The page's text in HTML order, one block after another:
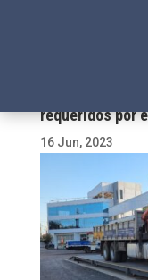
requeridos por
16 Jun, 2023